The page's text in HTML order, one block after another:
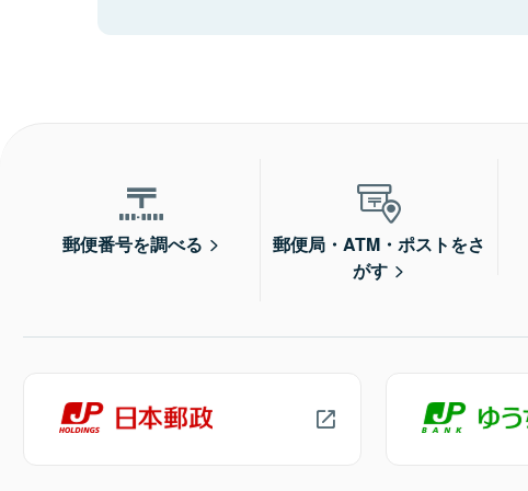
郵便番号を調べる
郵便局・ATM・ポストをさ
がす